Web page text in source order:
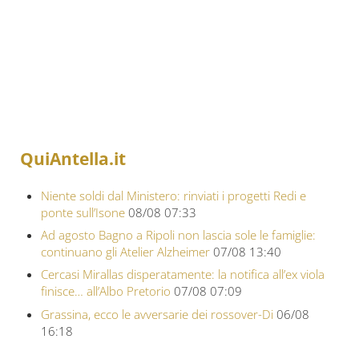
QuiAntella.it
Niente soldi dal Ministero: rinviati i progetti Redi e
ponte sull’Isone 08/08 07:33
Ad agosto Bagno a Ripoli non lascia sole le famiglie:
continuano gli Atelier Alzheimer 07/08 13:40
Cercasi Mirallas disperatamente: la notifica all’ex viola
finisce… all’Albo Pretorio 07/08 07:09
Grassina, ecco le avversarie dei rossover-Di 06/08
16:18